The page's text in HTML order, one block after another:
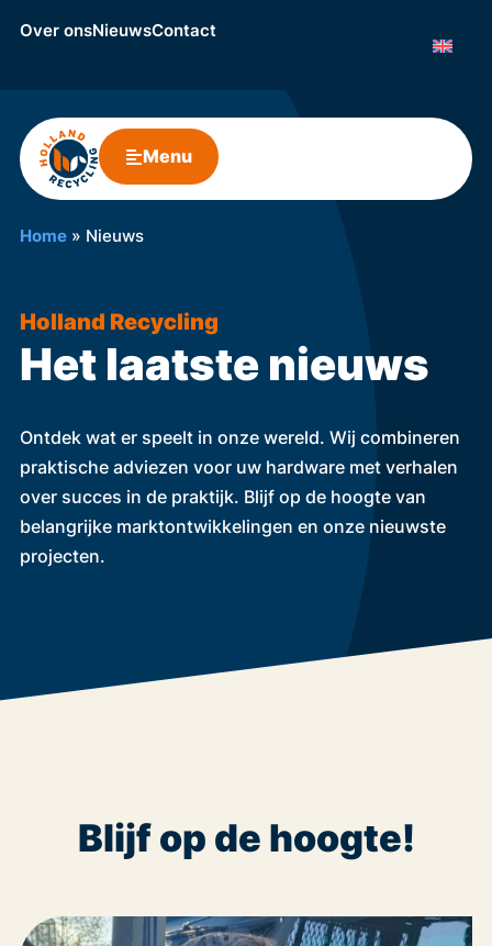
Over onsNieuwsContact
Menu
Home» Nieuws
Holland Recycling
Het laatste nieuws
Ontdek wat er speelt in onze wereld. Wij combineren
praktische adviezen voor uw hardware met verhalen
over succes in de praktijk. Blijf op de hoogte van
belangrijke marktontwikkelingen en onze nieuwste
projecten.
Blijf op de hoogte!